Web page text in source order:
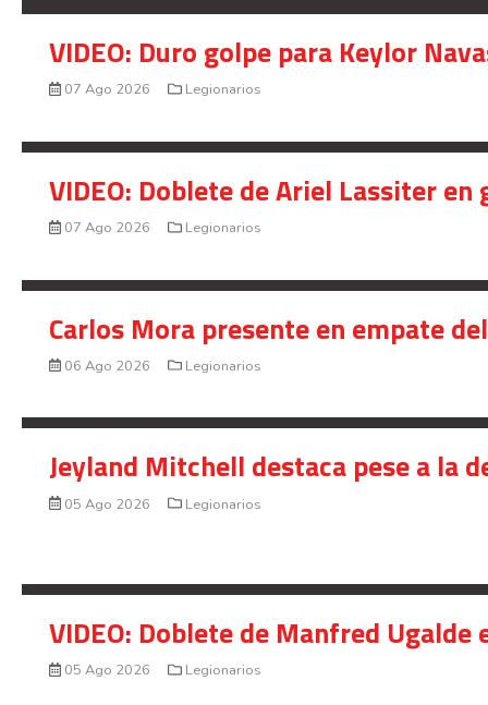
VIDEO: Duro golpe para Keylor
07 Ago 2026 Legionarios
VIDEO: Doblete de Ariel Lassiter
07 Ago 2026 Legionarios
Carlos Mora presente en empate
06 Ago 2026 Legionarios
Jeyland Mitchell destaca pese a la
05 Ago 2026 Legionarios
VIDEO: Doblete de Manfred
05 Ago 2026 Legionarios